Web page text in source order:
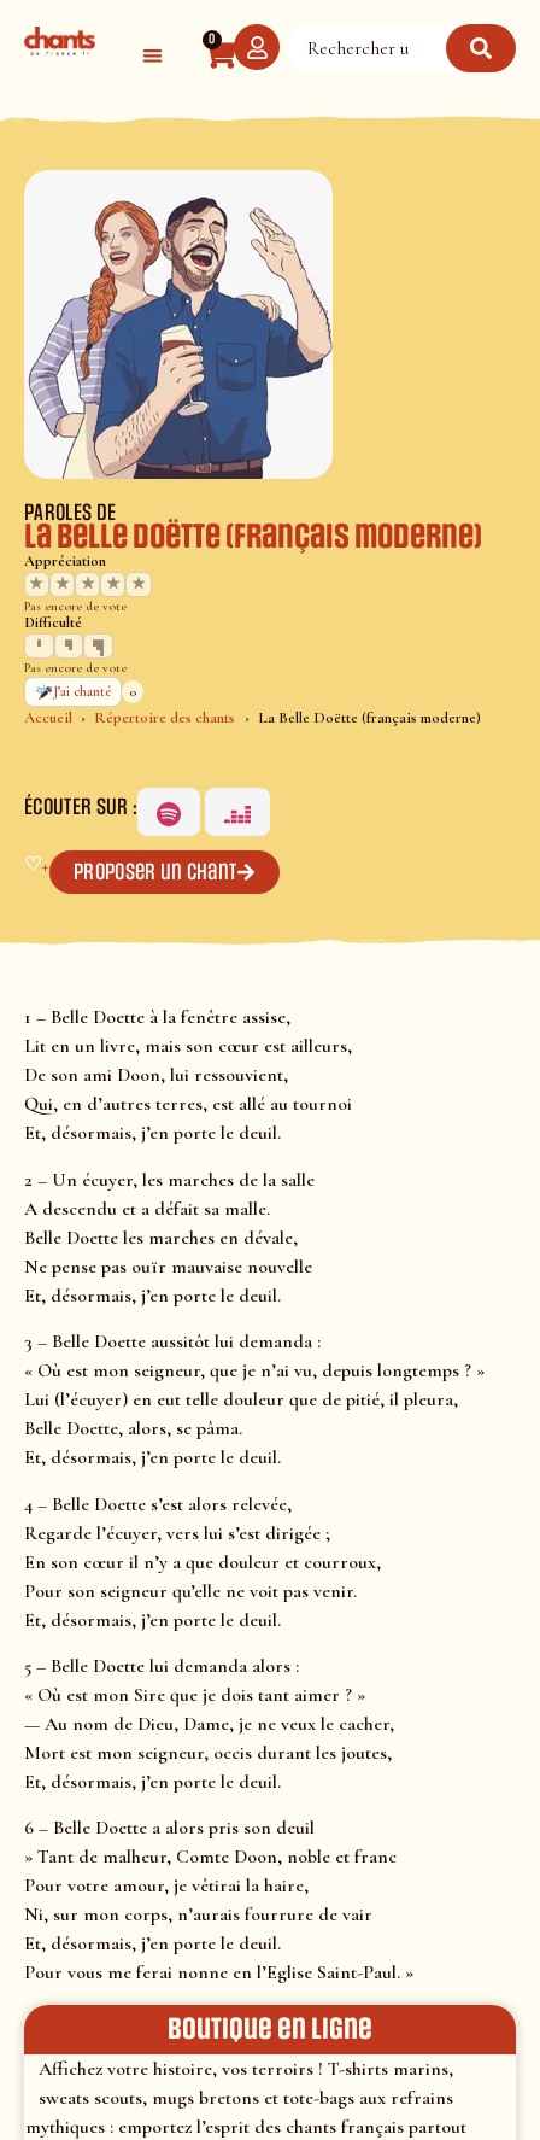
0
Accueil Répertoire des chants La Belle Doëtte (français moderne)
PAROLES DE
La Belle Doëtte (français moderne)
Appréciation
★
★ ★ ★ ★
Pas encore de vote
Difficulté
Pas encore de vote
J’ai chanté
0
ÉCOUTER SUR :
♡+ Proposer un chant
1 – Belle Doette à la fenêtre assise,
Lit en un livre, mais son cœur est ailleurs,
De son ami Doon, lui ressouvient,
Qui, en d’autres terres, est allé au tournoi
Et, désormais, j’en porte le deuil.
2 – Un écuyer, les marches de la salle
A descendu et a défait sa malle.
Belle Doette les marches en dévale,
Ne pense pas ouïr mauvaise nouvelle
Et, désormais, j’en porte le deuil.
3 – Belle Doette aussitôt lui demanda :
« Où est mon seigneur, que je n’ai vu, depuis longtemps ? »
Lui (l’écuyer) en eut telle douleur que de pitié, il pleura,
Belle Doette, alors, se pâma.
Et, désormais, j’en porte le deuil.
4 – Belle Doette s’est alors relevée,
Regarde l’écuyer, vers lui s’est dirigée ;
En son cœur il n’y a que douleur et courroux,
Pour son seigneur qu’elle ne voit pas venir.
Et, désormais, j’en porte le deuil.
5 – Belle Doette lui demanda alors :
« Où est mon Sire que je dois tant aimer ? »
— Au nom de Dieu, Dame, je ne veux le cacher,
Mort est mon seigneur, occis durant les joutes,
Et, désormais, j’en porte le deuil.
6 – Belle Doette a alors pris son deuil
» Tant de malheur, Comte Doon, noble et franc
Pour votre amour, je vêtirai la haire,
Ni, sur mon corps, n’aurais fourrure de vair
Et, désormais, j’en porte le deuil.
Pour vous me ferai nonne en l’Eglise Saint-Paul. »
Boutique en ligne
Affichez votre histoire, vos terroirs ! T-shirts marins,
sweats scouts, mugs bretons et tote-bags aux refrains
mythiques : emportez l’esprit des chants français partout